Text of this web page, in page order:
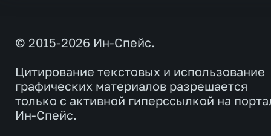
© 2015-2026 Ин-Спейс.
Цитирование текстовых и использование
графических материалов разрешается
только с активной гиперссылкой на
Ин-Спейс.